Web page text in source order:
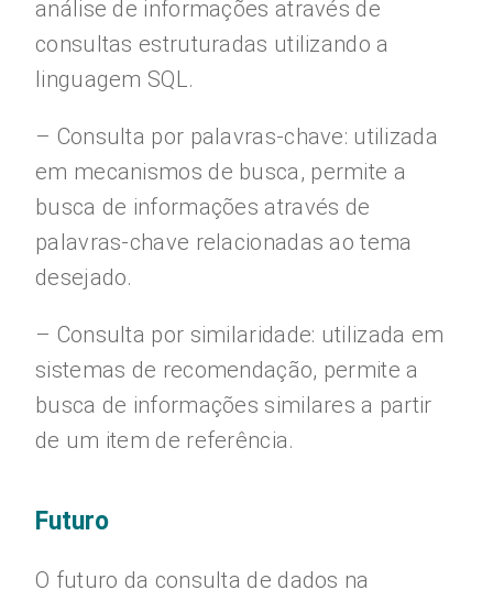
análise de informações através de
consultas estruturadas utilizando a
linguagem SQL.
– Consulta por palavras-chave: utilizada
em mecanismos de busca, permite a
busca de informações através de
palavras-chave relacionadas ao tema
desejado.
– Consulta por similaridade: utilizada em
sistemas de recomendação, permite a
busca de informações similares a partir
de um item de referência.
Futuro
O futuro da consulta de dados na